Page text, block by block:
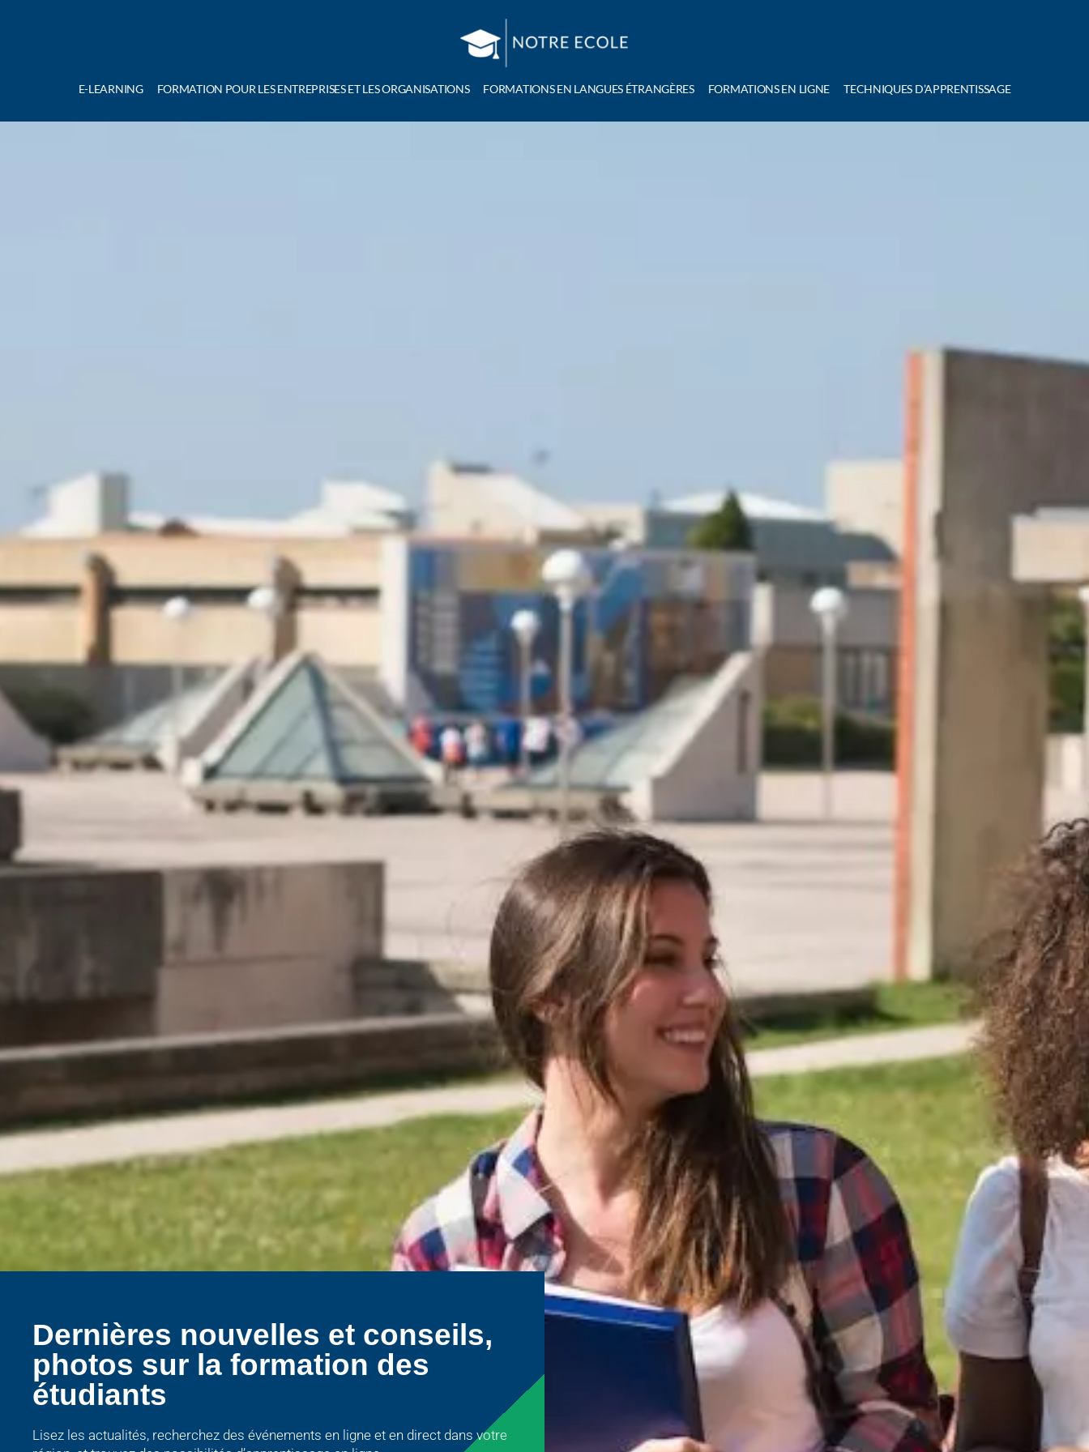
E-LEARNING FORMATION POUR LES ENTREPRISES ET LES ORGANISATIONS FORMATIONS EN LANGUES ÉTRANGÈRES FORMATIONS EN LIGNE TECHNIQUES D’APPRENTISSAGE
Dernières nouvelles et conseils,
photos sur la formation des
étudiants
Lisez les actualités, recherchez des événements en ligne et en direct dans votre